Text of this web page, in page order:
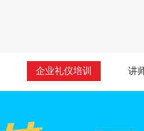
企业礼仪培训 讲